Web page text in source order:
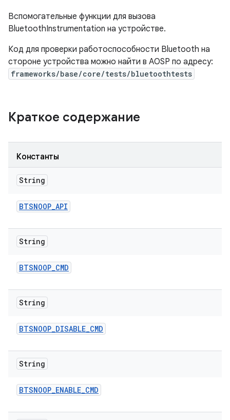
Вспомогательные функции для вызова
BluetoothInstrumentation на устройстве.
Код для проверки работоспособности Bluetooth на
стороне устройства можно найти в AOSP по адресу:
frameworks/base/core/tests/bluetoothtests
Краткое содержание
Константы
String
BTSNOOP_API
String
BTSNOOP_CMD
String
BTSNOOP_DISABLE_CMD
String
BTSNOOP_ENABLE_CMD